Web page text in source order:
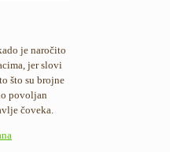
je naročito
jer slovi
što su brojne
povoljan
čoveka.